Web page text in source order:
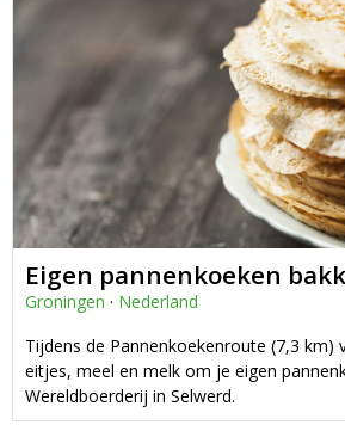
Eigen pannenkoeken
Groningen · Nederland
Tijdens de Pannenkoekenroute (7,3 km)
eitjes, meel en melk om je eigen
Wereldboerderij in Selwerd.